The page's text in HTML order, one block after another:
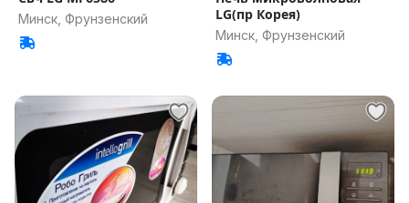
Минск, Фрунзенский
LG(пр Корея)
Минск, Фрунзенский